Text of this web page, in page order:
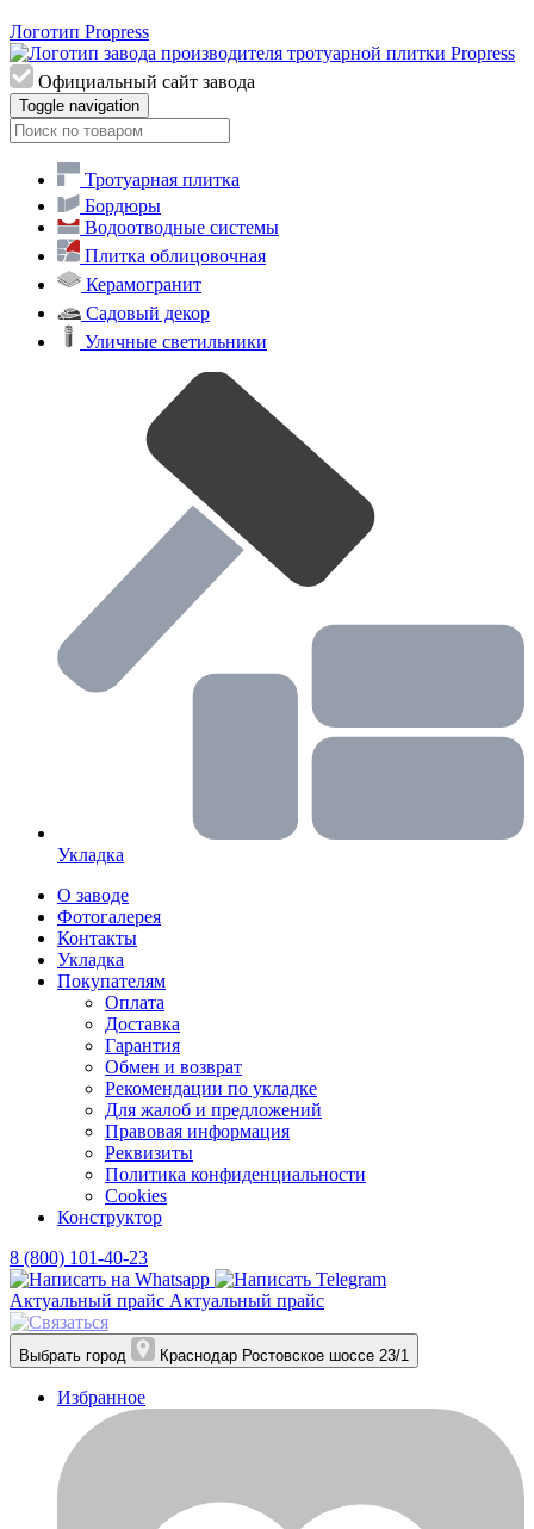
Логотип Propress
Официальный сайт завода
Toggle navigation
Тротуарная плитка
Бордюры
Водоотводные системы
Плитка облицовочная
Керамогранит
Садовый декор
Уличные светильники
Укладка
О заводе
Фотогалерея
Контакты
Укладка
Покупателям
Оплата
Доставка
Гарантия
Обмен и возврат
Рекомендации по укладке
Для жалоб и предложений
Правовая информация
Реквизиты
Политика конфиденциальности
Cookies
Конструктор
8 (800) 101-40-23
Актуальный прайс Актуальный прайс
Выбрать город Краснодар Ростовское шоссе 23/1
Избранное